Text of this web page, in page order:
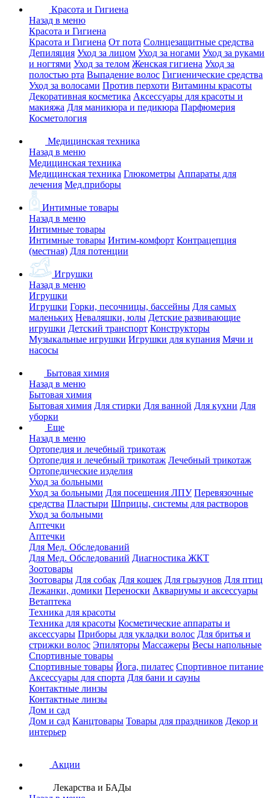
Красота и Гигиена
Назад в меню
Красота и Гигиена
Красота и Гигиена От пота Солнцезащитные средства
Депиляция Уход за лицом Уход за ногами Уход за руками
и ногтями Уход за телом Женская гигиена Уход за
полостью рта Выпадение волос Гигиенические средства
Уход за волосами Против перхоти Витамины красоты
Декоративная косметика Аксессуары для красоты и
макияжа Для маникюра и педикюра Парфюмерия
Косметология
Медицинская техника
Назад в меню
Медицинская техника
Медицинская техника Глюкометры Аппараты для
лечения Мед.приборы
Интимные товары
Назад в меню
Интимные товары
Интимные товары Интим-комфорт Контрацепция
(местная) Для потенции
Игрушки
Назад в меню
Игрушки
Игрушки Горки, песочницы, бассейны Для самых
маленьких Неваляшки, юлы Детские развивающие
игрушки Детский транспорт Конструкторы
Музыкальные игрушки Игрушки для купания Мячи и
насосы
Бытовая химия
Назад в меню
Бытовая химия
Бытовая химия Для стирки Для ванной Для кухни Для
уборки
Еще
Назад в меню
Ортопедия и лечебный трикотаж
Ортопедия и лечебный трикотаж Лечебный трикотаж
Ортопедические изделия
Уход за больными
Уход за больными Для посещения ЛПУ Перевязочные
средства Пластыри Шприцы, системы для растворов
Уход за больными
Аптечки
Аптечки
Для Мед. Обследований
Для Мед. Обследований Диагностика ЖКТ
Зоотовары
Зоотовары Для собак Для кошек Для грызунов Для птиц
Лежанки, домики Переноски Аквариумы и аксессуары
Ветаптека
Техника для красоты
Техника для красоты Косметические аппараты и
аксессуары Приборы для укладки волос Для бритья и
стрижки волос Эпиляторы Массажеры Весы напольные
Спортивные товары
Спортивные товары Йога, пилатес Спортивное питание
Аксессуары для спорта Для бани и сауны
Контактные линзы
Контактные линзы
Дом и сад
Дом и сад Канцтовары Товары для праздников Декор и
интерьер
Акции
Лекарства и БАДы